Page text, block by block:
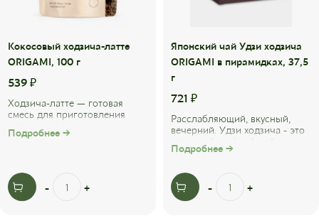
Кокосовый ходзича-латте
ORIGAMI, 100 г
539 ₽
Ходзича-латте — готовая
смесь для приготовления
премиального японского
Подробнее →
Японский чай Удзи ходзича
ORIGAMI в пирамидках, 37,5
г
721 ₽
Расслабляющий, вкусный,
вечерний. Удзи ходзича - это
японский зелёный чай, листья
которого были обжарены в
Подробнее →